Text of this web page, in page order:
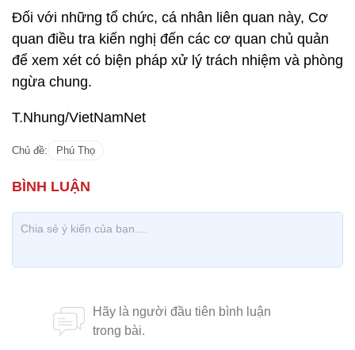
Đối với những tổ chức, cá nhân liên quan này, Cơ
quan điều tra kiến nghị đến các cơ quan chủ quản
để xem xét có biện pháp xử lý trách nhiệm và phòng
ngừa chung.
T.Nhung/VietNamNet
Chủ đề: Phú Thọ